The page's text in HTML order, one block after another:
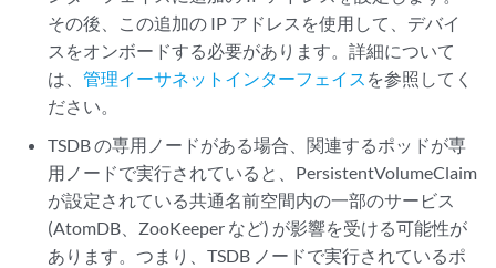
その後、この追加の IP アドレスを使用して、デバイ
スをオンボードする必要があります。詳細について
は、管理イーサネットインターフェイス を参照してく
ださい。
TSDB の専用ノードがある場合、関連するポッドが専
用ノードで実行されていると、PersistentVolumeClaim
が設定されている共通名前空間内の一部のサービス
(AtomDB、ZooKeeper など) が影響を受ける可能性が
あります。つまり、TSDB ノードで実行されているポ